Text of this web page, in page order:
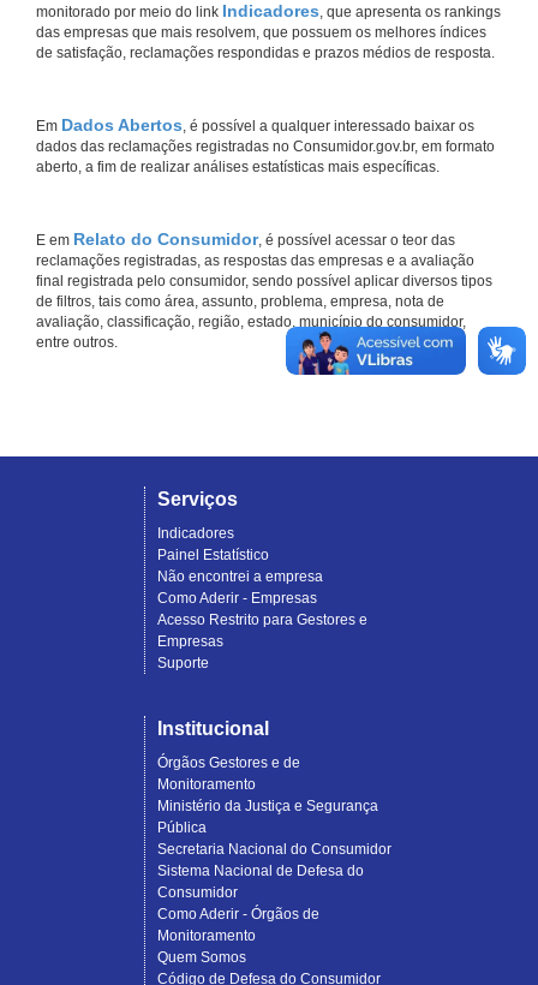
monitorado por meio do link Indicadores, que apresenta os rankings
das empresas que mais resolvem, que possuem os melhores índices
de satisfação, reclamações respondidas e prazos médios de resposta.
Em Dados Abertos, é possível a qualquer interessado baixar os
dados das reclamações registradas no Consumidor.gov.br, em formato
aberto, a fim de realizar análises estatísticas mais específicas.
E em Relato do Consumidor, é possível acessar o teor das
reclamações registradas, as respostas das empresas e a avaliação
final registrada pelo consumidor, sendo possível aplicar diversos tipos
de filtros, tais como área, assunto, problema, empresa, nota de
avaliação, classificação, região, estado, município do consumidor,
entre outros.
Serviços
Indicadores
Painel Estatístico
Não encontrei a empresa
Como Aderir - Empresas
Acesso Restrito para Gestores e
Empresas
Suporte
Institucional
Órgãos Gestores e de
Monitoramento
Ministério da Justiça e Segurança
Pública
Secretaria Nacional do Consumidor
Sistema Nacional de Defesa do
Consumidor
Como Aderir - Órgãos de
Monitoramento
Quem Somos
Código de Defesa do Consumidor